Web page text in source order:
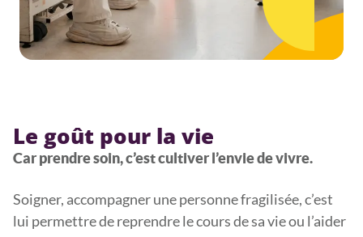
Le goût pour la vie
Car prendre soin, c’est cultiver l’envie de vivre.
Soigner, accompagner une personne fragilisée, c’est
lui permettre de reprendre le cours de sa vie ou l’aider